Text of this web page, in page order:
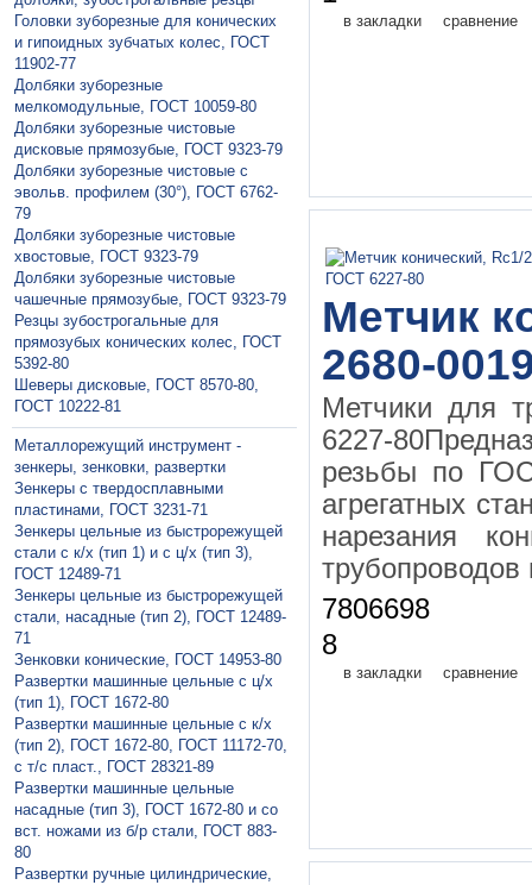
Головки зуборезные для конических
и гипоидных зубчатых колес, ГОСТ
11902-77
Долбяки зуборезные
мелкомодульные, ГОСТ 10059-80
Долбяки зуборезные чистовые
дисковые прямозубые, ГОСТ 9323-79
Долбяки зуборезные чистовые с
эвольв. профилем (30°), ГОСТ 6762-
79
Долбяки зуборезные чистовые
хвостовые, ГОСТ 9323-79
Долбяки зуборезные чистовые
чашечные прямозубые, ГОСТ 9323-79
Резцы зубострогальные для
прямозубых конических колес, ГОСТ
5392-80
Шеверы дисковые, ГОСТ 8570-80,
ГОСТ 10222-81
Металлорежущий инструмент -
зенкеры, зенковки, развертки
Зeнкeры с твердосплавными
пластинами, ГОСТ 3231-71
Зeнкeры цельные из быстрорежущей
стали с к/х (тип 1) и с ц/х (тип 3),
ГОСТ 12489-71
Зeнкeры цельные из быстрорежущей
стали, насадные (тип 2), ГОСТ 12489-
71
Зенковки конические, ГОСТ 14953-80
Рaзвeртки мaшинныe цельные с ц/х
(тип 1), ГОСТ 1672-80
Рaзвeртки мaшинные цельные с к/х
(тип 2), ГОСТ 1672-80, ГОСТ 11172-70,
с т/с пласт., ГОСТ 28321-89
Рaзвeртки машинные цельные
насадные (тип 3), ГОСТ 1672-80 и со
вст. ножами из б/р стали, ГОСТ 883-
80
Рaзвертки ручныe цилиндрические,
в закладки сравнение
Метчик
2680-
Метчики для
6227-
резьбы по
агрегатных
нарезания
7806698
8
в закладки сравнение